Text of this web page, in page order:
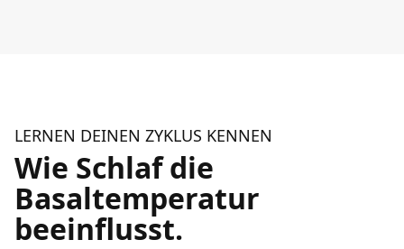
LERNEN DEINEN ZYKLUS KENNEN
Wie Schlaf die
Basaltemperatur
beeinflusst.